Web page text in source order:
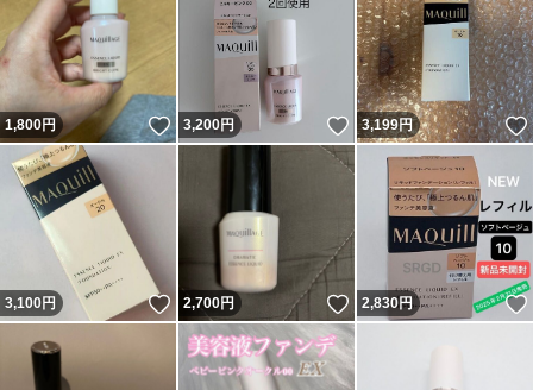
1,800円 いいね！
3,200円 いいね！
3,199円
3,100円 いいね！
2,700円 いいね！
2,830円